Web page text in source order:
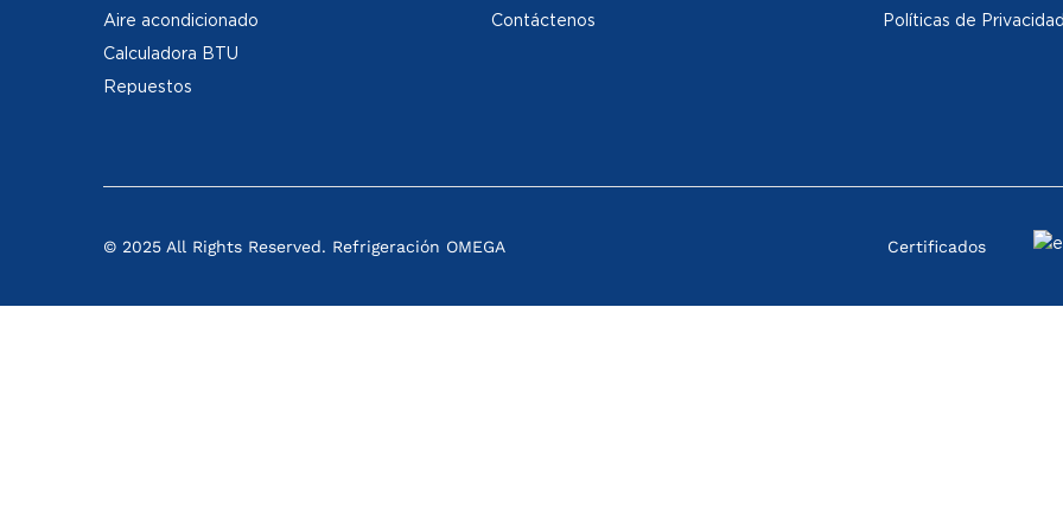
Aire acondicionado
Calculadora BTU
Repuestos
Contáctenos Políticas de
© 2025 All Rights Reserved. Refrigeración OMEGA Certificados